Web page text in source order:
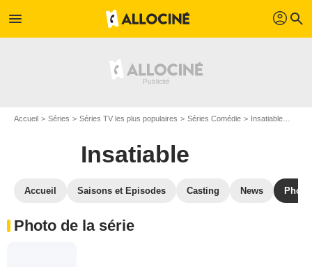
menu profil search
Accueil Séries Séries TV les plus populaires Séries Comédie Insatiable
Insatiable
Accueil Saisons et Episodes Casting News
Photo de la série